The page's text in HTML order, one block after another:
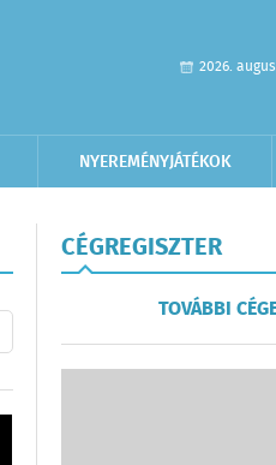
2026.
NYEREMÉNYJÁTÉKOK
CÉGREGISZTER
TOVÁBBI